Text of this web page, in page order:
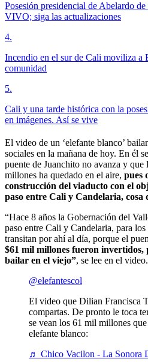
Posesión presidencial de Abelardo
VIVO; siga las actualizaciones
4.
Incendio en el sur de Cali moviliza a
comunidad
5.
Cali y una tarde histórica con la
en imágenes. Así se vive
El video de un ‘elefante blanco’
sociales en la mañana de hoy. En él
puente de Juanchito no avanza y
millones ha quedado en el aire, pues
construcción del viaducto con el
paso entre Cali y Candelaria,
“Hace 8 años la Gobernación del
paso entre Cali y Candelaria, para
transitan por ahí al día, porque el
$61 mil millones fueron invertidos,
bailar en el viejo”, se lee en el video.
@elefantescol
El video que Dilian Francisca
compartas. De pronto le toca
se vean los 61 mil millones
elefante blanco:
♬ Chico Vacilon - La Sonora